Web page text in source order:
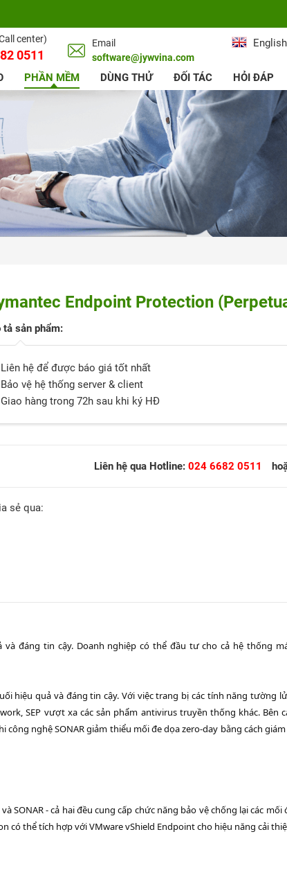
English
center)
0511
Email
software@jywvina.com
PHẦN MỀM DÙNG THỬ ĐỐI TÁC HỎI ĐÁP
Endpoint Protection
tả sản phẩm:
Liên hệ để được báo giá tốt nhất
Bảo vệ hệ thống server & client
Giao hàng trong 72h sau khi ký HĐ
Liên hệ qua Hotline: 024 6682 0511
sẻ qua:
đáng tin cậy. Doanh nghiệp có thể đầu tư cho cả hệ thống
hiệu quả và đáng tin cậy. Với việc trang bị các tính năng tường
SEP vượt xa các sản phẩm antivirus truyền thống khác. Bên
nghệ SONAR giảm thiểu mối đe dọa zero-day bằng cách
- cả hai đều cung cấp chức năng bảo vệ chống lại các mối
thể tích hợp với VMware vShield Endpoint cho hiệu năng cải